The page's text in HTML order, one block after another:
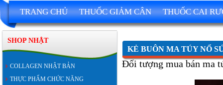
TRANG CHỦ THUỐC GIẢM CÂN THUỐC CAI
SHOP NHẬT
COLLAGEN NHẬT BẢN
THỰC PHẨM CHỨC NĂNG
KẺ BUÔN MA TÚY NỔ
Đối tượng mua bán ma